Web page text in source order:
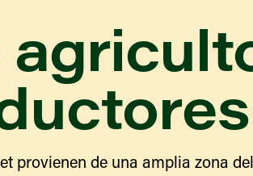
provienen de una amplia zona